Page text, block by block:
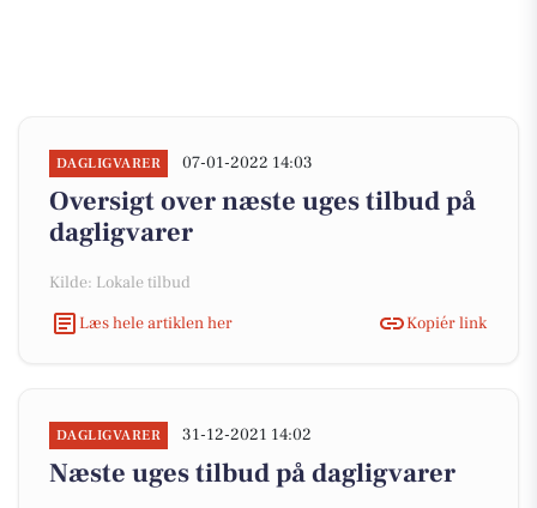
DAGLIGVARER 07-01-2022 14:03
Oversigt over næste uges tilbud på
dagligvarer
Kilde: Lokale tilbud
Læs hele artiklen her
Kopiér link
DAGLIGVARER 31-12-2021 14:02
Næste uges tilbud på dagligvarer